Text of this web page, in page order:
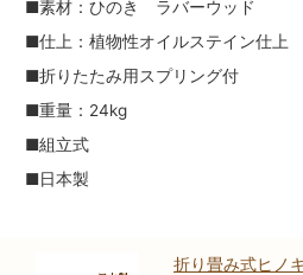
■素材：ひのき ラバーウッド
■仕上：植物性オイルステイン仕上
■折りたたみ用スプリング付
■重量：24kg
■組立式
■日本製
折り畳み式ヒノ